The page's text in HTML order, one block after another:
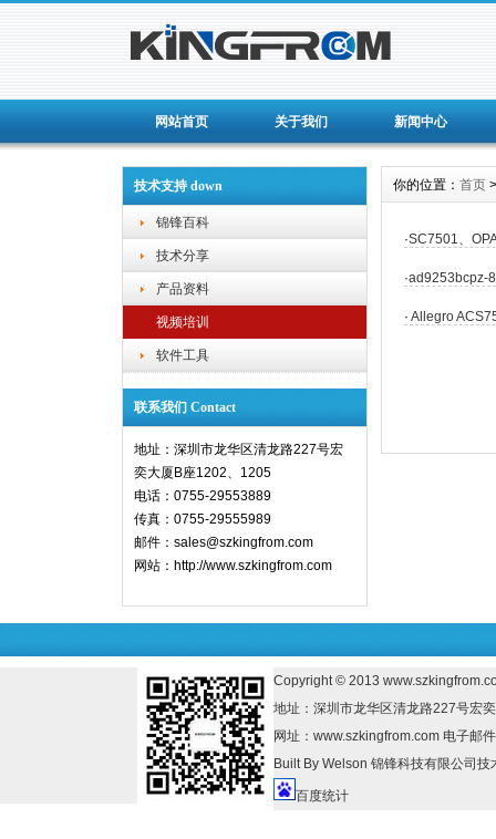
网站首页 关于我们 新闻中心
技术支持 down
锦锋百科
技术分享
产品资料
视频培训
软件工具
联系我们 Contact
地址：深圳市龙华区清龙路227号宏
奕大厦B座1202、1205
电话：0755-29553889
传真：0755-29555989
邮件：sales@szkingfrom.com
网站： http://www.szkingfrom.com
你的位置： 首页
·SC7501、
·ad9253bcpz-
· Allegro
Copyright © 2013
地址：深圳市龙华区清龙路227号宏
网址：www.szkingfrom.com 电子邮
Built By Welson 锦锋科技有限公司技
百度统计